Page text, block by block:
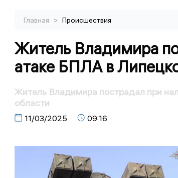
Главная > Происшествия
Житель Владимира
атаке БПЛА в
Житель Владимира пострадал при
области
11/03/2025 09:16